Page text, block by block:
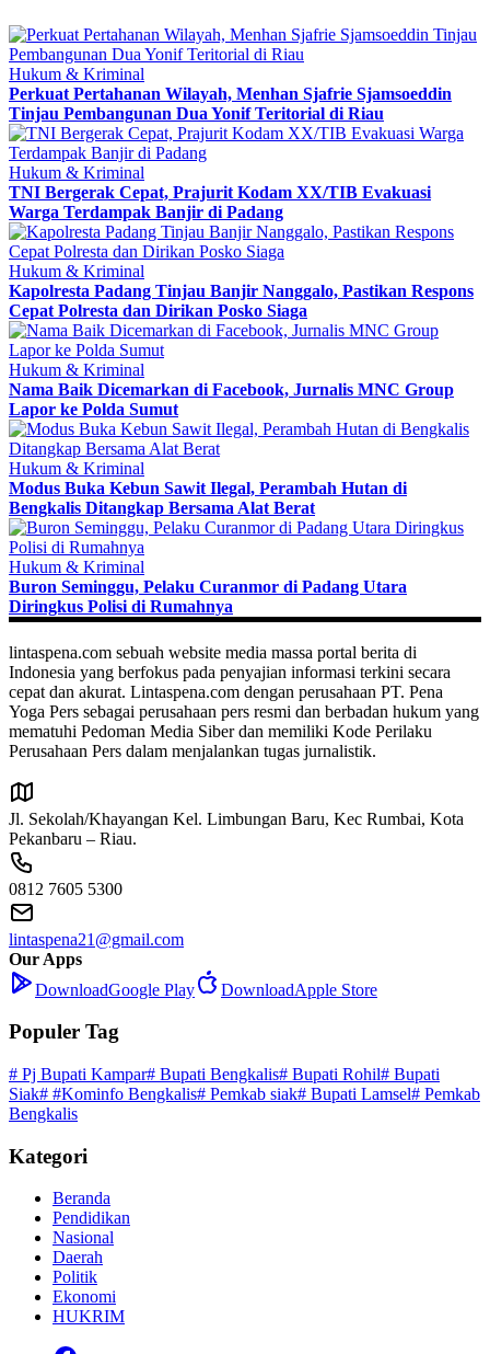
Hukum & Kriminal
Perkuat Pertahanan Wilayah, Menhan Sjafrie Sjamsoeddin
Tinjau Pembangunan Dua Yonif Teritorial di Riau
Hukum & Kriminal
TNI Bergerak Cepat, Prajurit Kodam XX/TIB Evakuasi
Warga Terdampak Banjir di Padang
Hukum & Kriminal
Kapolresta Padang Tinjau Banjir Nanggalo, Pastikan Respons
Cepat Polresta dan Dirikan Posko Siaga
Hukum & Kriminal
Nama Baik Dicemarkan di Facebook, Jurnalis MNC Group
Lapor ke Polda Sumut
Hukum & Kriminal
Modus Buka Kebun Sawit Ilegal, Perambah Hutan di
Bengkalis Ditangkap Bersama Alat Berat
Hukum & Kriminal
Buron Seminggu, Pelaku Curanmor di Padang Utara
Diringkus Polisi di Rumahnya
lintaspena.com sebuah website media massa portal berita di
Indonesia yang berfokus pada penyajian informasi terkini secara
cepat dan akurat. Lintaspena.com dengan perusahaan PT. Pena
Yoga Pers sebagai perusahaan pers resmi dan berbadan hukum yang
mematuhi Pedoman Media Siber dan memiliki Kode Perilaku
Perusahaan Pers dalam menjalankan tugas jurnalistik.
Jl. Sekolah/Khayangan Kel. Limbungan Baru, Kec Rumbai, Kota
Pekanbaru – Riau.
0812 7605 5300
lintaspena21@gmail.com
Our Apps
DownloadGoogle Play DownloadApple Store
Populer Tag
# Pj Bupati Kampar# Bupati Bengkalis# Bupati Rohil# Bupati
Siak# #Kominfo Bengkalis# Pemkab siak# Bupati Lamsel# Pemkab
Bengkalis
Kategori
Beranda
Pendidikan
Nasional
Daerah
Politik
Ekonomi
HUKRIM